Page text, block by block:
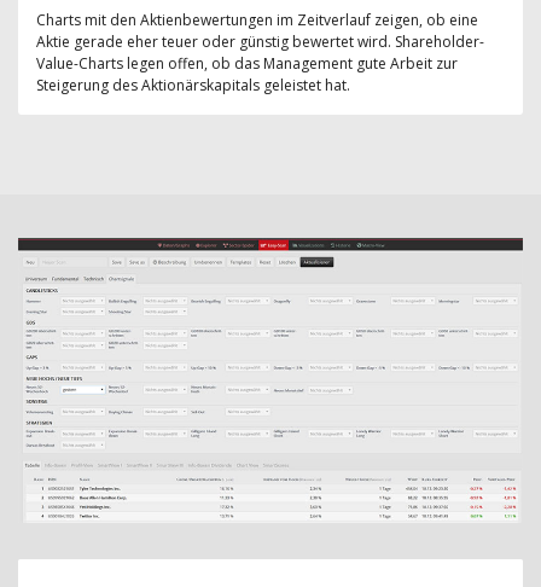
Charts mit den Aktienbewertungen im Zeitverlauf zeigen, ob eine
Aktie gerade eher teuer oder günstig bewertet wird. Shareholder-
Value-Charts legen offen, ob das Management gute Arbeit zur
Steigerung des Aktionärskapitals geleistet hat.